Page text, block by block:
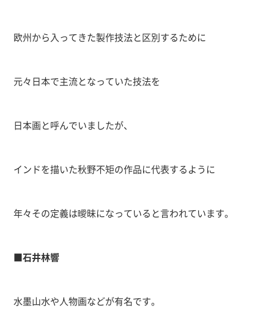
欧州から入ってきた製作技法と区別するために
元々日本で主流となっていた技法を
日本画と呼んでいましたが、
インドを描いた秋野不矩の作品に代表するように
年々その定義は曖昧になっていると言われています。
■石井林響
水墨山水や人物画などが有名です。